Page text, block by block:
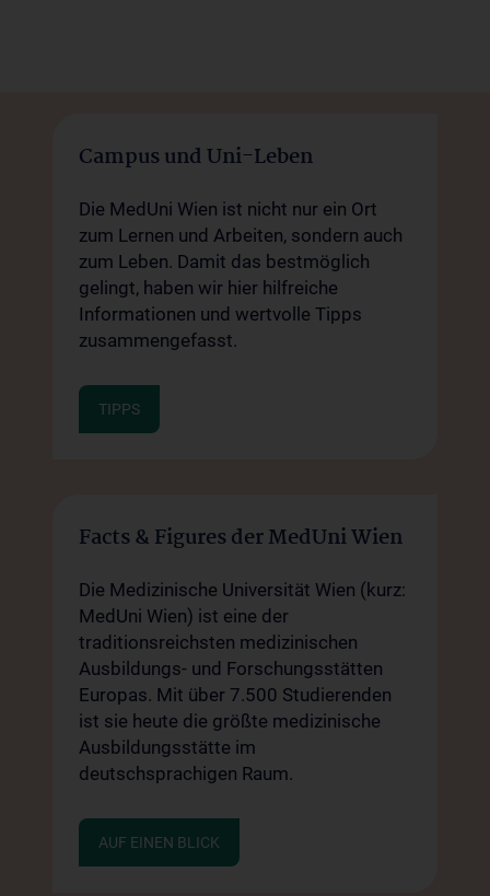
Campus und Uni-Leben
Die MedUni Wien ist nicht nur ein Ort
zum Lernen und Arbeiten, sondern auch
zum Leben. Damit das bestmöglich
gelingt, haben wir hier hilfreiche
Informationen und wertvolle Tipps
zusammengefasst.
TIPPS
Facts & Figures der MedUni Wien
Die Medizinische Universität Wien (kurz:
MedUni Wien) ist eine der
traditionsreichsten medizinischen
Ausbildungs- und Forschungsstätten
Europas. Mit über 7.500 Studierenden
ist sie heute die größte medizinische
Ausbildungsstätte im
deutschsprachigen Raum.
AUF EINEN BLICK